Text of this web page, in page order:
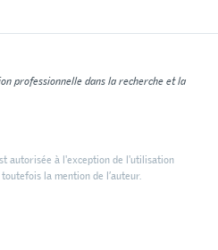
professionnelle dans la recherche et la
autorisée à l'exception de l'utilisation
la mention de l’auteur.